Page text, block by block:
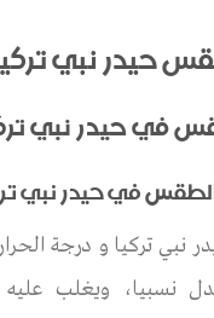
حيدر نبي
في حيدر نبي
في حيدر نبي
نبي تركيا و درجة
ويغلب عليه